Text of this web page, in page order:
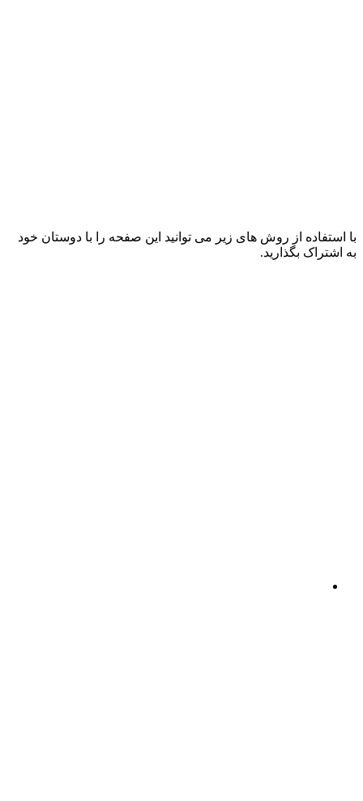
با استفاده از روش های زیر می توانید این صفحه را با دوستان خود
به اشتراک بگذارید.